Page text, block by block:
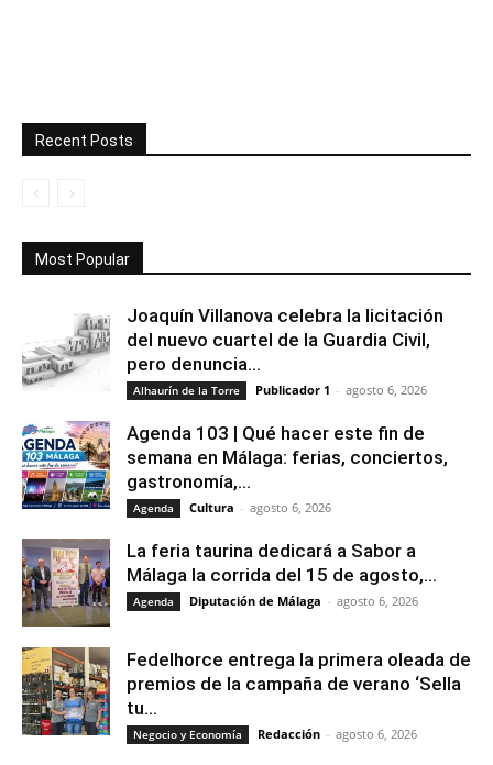
Recent Posts
Most Popular
Joaquín Villanova celebra la licitación
del nuevo cuartel de la Guardia Civil,
pero denuncia...
Alhaurín de la Torre Publicador 1 - agosto 6, 2026
Agenda 103 | Qué hacer este fin de
semana en Málaga: ferias, conciertos,
gastronomía,...
Agenda Cultura - agosto 6, 2026
La feria taurina dedicará a Sabor a
Málaga la corrida del 15 de agosto,...
Agenda Diputación de Málaga - agosto 6, 2026
Fedelhorce entrega la primera oleada de
premios de la campaña de verano ‘Sella
tu...
Negocio y Economía Redacción - agosto 6, 2026